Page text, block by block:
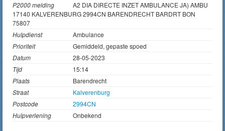
P2000 melding
A2 DIA DIRECTE INZET AMBULANCE JA) AMBU
17140 KALVERENBURG 2994CN BARENDRECHT BARDRT BON
75807
Hulpdienst
Ambulance
Prioriteit
Gemiddeld, gepaste spoed
Datum
28-05-2023
Tijd
15:14
Plaats
Barendrecht
Straat
Kalverenburg
Postcode
2994CN
Hulpverlening
Onbekend